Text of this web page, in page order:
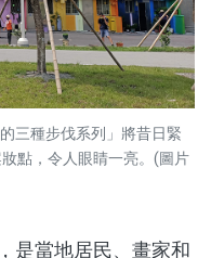
三種步伐系列」將昔日緊
點，令人眼睛一亮。(圖片
當地居民、畫家和